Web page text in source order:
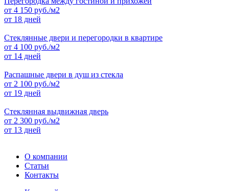
от 4 150 руб./м2
от 18 дней
Стеклянные двери и перегородки в квартире
от 4 100 руб./м2
от 14 дней
Распашные двери в душ из стекла
от 2 100 руб./м2
от 19 дней
Стеклянная выдвижная дверь
от 2 300 руб./м2
от 13 дней
О компании
Статьи
Контакты